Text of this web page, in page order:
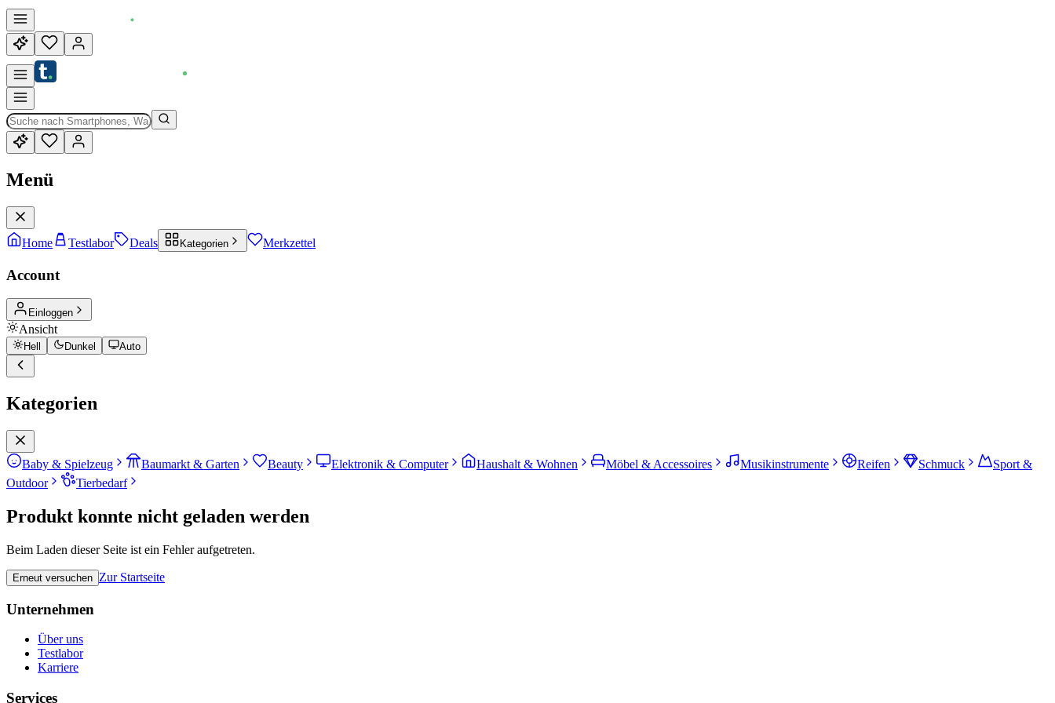
Menü
Home Testlabor Deals Kategorien Merkzettel
Account
Einloggen
Ansicht
Hell Dunkel Auto
Kategorien
Baby & Spielzeug Baumarkt & Garten Beauty Elektronik & Computer Haushalt & Wohnen Möbel & Accessoires Musikinstrumente Reifen Schmuck
Sport &
Outdoor
Tierbedarf
Produkt konnte nicht geladen werden
Beim Laden dieser Seite ist ein Fehler aufgetreten.
Erneut versuchen Zur Startseite
Unternehmen
Über uns
Testlabor
Karriere
Services